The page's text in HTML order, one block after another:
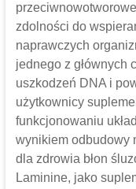
zdolności do
naprawczych
jednego z głównych
uszkodzeń DNA i
użytkownicy
funkcjonowaniu
wynikiem odbudowy
dla zdrowia błon
Laminine, jako